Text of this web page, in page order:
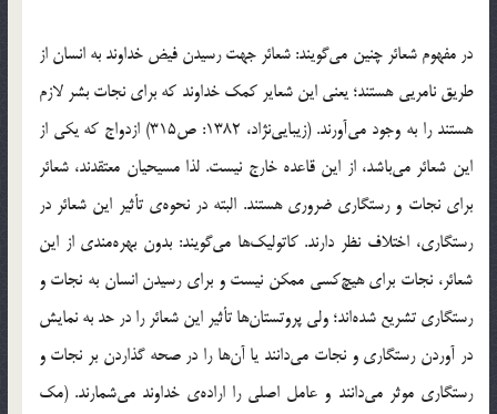
در مفهوم شعائر چنين مي‌گويند: شعائر جهت رسيدن فيض خداوند به انسان از
طريق نامريي هستند؛ يعني اين شعاير كمك خداوند كه براي نجات بشر لازم
هستند را به وجود مي‌آورند. (زيبايي‌نژاد، 1382: ص315) ازدواج كه يكي از
اين شعائر مي‌باشد، از اين قاعده خارج نيست. لذا مسيحيان معتقدند، شعائر
براي نجات و رستگاري ضروري هستند. البته در نحوه‌ي تأثير اين شعائر در
رستگاري، اختلاف نظر دارند. كاتوليك‌ها مي‌گويند: بدون بهره‌مندي از اين
شعائر، نجات براي هيچ‌كسي ممكن نيست و براي رسيدن انسان به نجات و
رستگاري تشريع شده‌اند؛ ولي پروتستان‌ها تأثير اين شعائر را در حد به نمايش
در آوردن رستگاري و نجات مي‌دانند يا آن‌ها را در صحه گذاردن بر نجات و
رستگاري موثر مي‌دانند و عامل اصلي را اراده‌ي خداوند مي‌شمارند. (مك